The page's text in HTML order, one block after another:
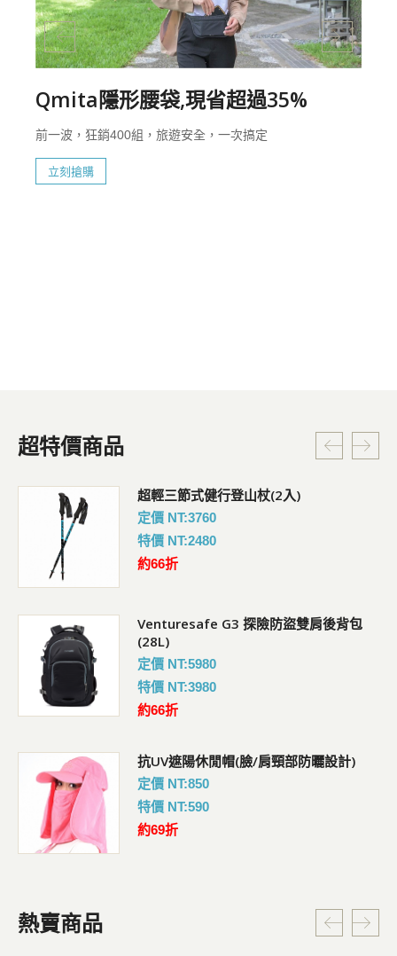
Qmita隱形腰袋,現省超過35%
前一波，狂銷400組，旅遊安全，一次搞定
立刻搶購
超特價商品
超輕三節式健行登山杖(2入)
定價 NT:3760
特價 NT:2480
約66折
Venturesafe G3 探險防盜雙肩後背包
(28L)
定價 NT:5980
特價 NT:3980
約66折
抗UV遮陽休閒帽(臉/肩頸部防曬設計)
定價 NT:850
特價 NT:590
約69折
熱賣商品